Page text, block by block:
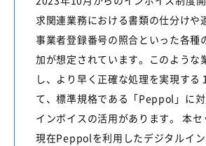
求関連業務における書類の仕分けや
事業者登録番号の照合といった各種
加が想定されています。このような
し、より早く正確な処理を実現する
て、標準規格である「Peppol」に
インボイスの活用があります。 本セ
現在Peppolを利用したデジタルイ